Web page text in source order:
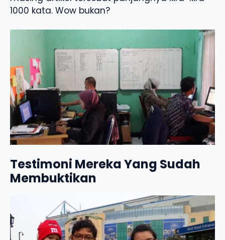
1000 kata. Wow bukan?
Testimoni Mereka Yang Sudah
Membuktikan